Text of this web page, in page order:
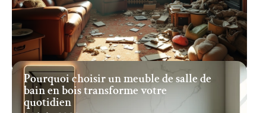
Pourquoi choisir un meuble de salle de
bain en bois transforme votre
quotidien